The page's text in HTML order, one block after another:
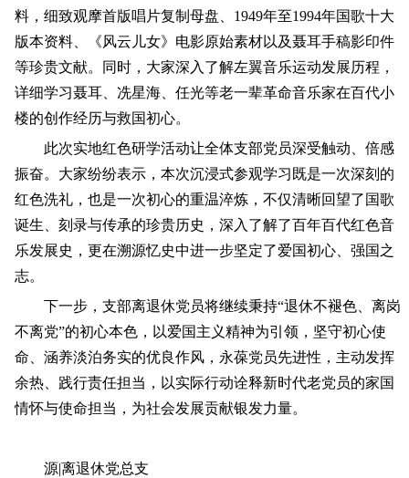
料，细致观摩首版唱片复制母盘、1949年至1994年国歌十大
版本资料、《风云儿女》电影原始素材以及聂耳手稿影印件
等珍贵文献。同时，大家深入了解左翼音乐运动发展历程，
详细学习聂耳、冼星海、任光等老一辈革命音乐家在百代小
楼的创作经历与救国初心。
此次实地红色研学活动让全体支部党员深受触动、倍感
振奋。大家纷纷表示，本次沉浸式参观学习既是一次深刻的
红色洗礼，也是一次初心的重温淬炼，不仅清晰回望了国歌
诞生、刻录与传承的珍贵历史，深入了解了百年百代红色音
乐发展史，更在溯源忆史中进一步坚定了爱国初心、强国之
志。
下一步，支部离退休党员将继续秉持“退休不褪色、离岗
不离党”的初心本色，以爱国主义精神为引领，坚守初心使
命、涵养淡泊务实的优良作风，永葆党员先进性，主动发挥
余热、践行责任担当，以实际行动诠释新时代老党员的家国
情怀与使命担当，为社会发展贡献银发力量。
源|离退休党总支